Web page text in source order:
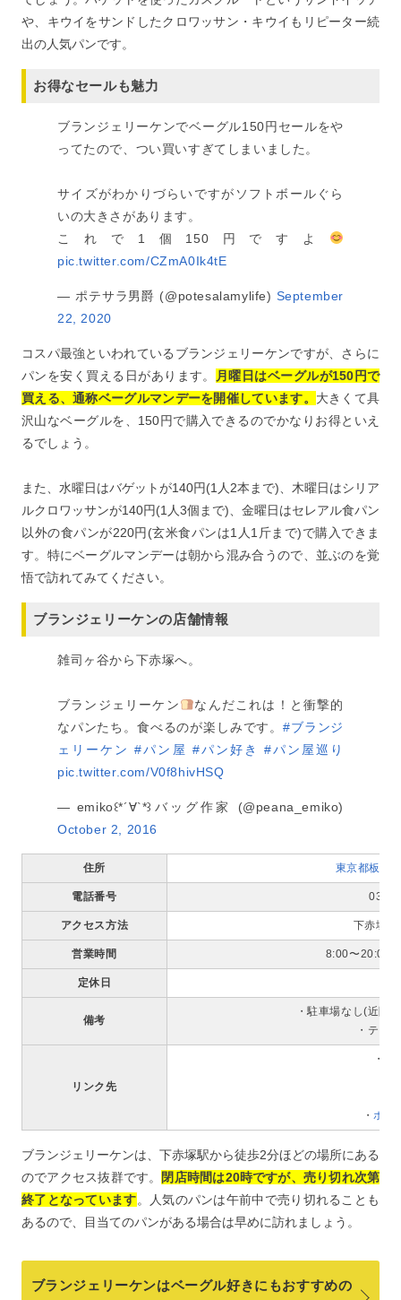
や、キウイをサンドしたクロワッサン・キウイもリピーター続
出の人気パンです。
お得なセールも魅力
ブランジェリーケンでベーグル150円セールをや
ってたので、つい買いすぎてしまいました。
サイズがわかりづらいですがソフトボールぐら
いの大きさがあります。
これで1個150円ですよ
pic.twitter.com/CZmA0Ik4tE
— ポテサラ男爵 (@potesalamylife) September
22, 2020
コスパ最強といわれているブランジェリーケンですが、さらに
パンを安く買える日があります。
月曜日はベーグルが150円で
買える、通称ベーグルマンデーを開催しています。 大きくて具
沢山なベーグルを、150円で購入できるのでかなりお得といえ
るでしょう。
また、水曜日はバゲットが140円(1人2本まで)、木曜日はシリア
ルクロワッサンが140円(1人3個まで)、金曜日はセレアル食パン
以外の食パンが220円(玄米食パンは1人1斤まで)で購入できま
す。特にベーグルマンデーは朝から混み合うので、並ぶのを覚
悟で訪れてみてください。
ブランジェリーケンの店舗情報
雑司ヶ谷から下赤塚へ。
ブランジェリーケン
なんだこれは！と衝撃的
なパンたち。食べるのが楽しみです。#ブランジ
ェリーケン #パン屋 #パン好き
#パン屋巡り
pic.twitter.com/V0f8hivHSQ
— emiko꒰*´∀`*꒱バッグ作家 (@peana_emiko)
October 2, 2016
住所 東京都板橋
電話番号 03-
アクセス方法 下赤塚
営業時間 8:00〜20:00(
定休日
備考
・駐車場なし(近隣
・テイ
リンク先
・
・ホッ
ブランジェリーケンは、下赤塚駅から徒歩2分ほどの場所にある
のでアクセス抜群です。 閉店時間は20時ですが、売り切れ次第
終了となっています。人気のパンは午前中で売り切れることも
あるので、目当てのパンがある場合は早めに訪れましょう。
ブランジェリーケンはベーグル好きにもおすすめの